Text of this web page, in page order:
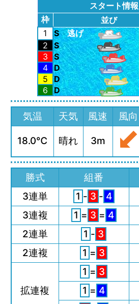
スタート情報
枠
並び
1
S 逃げ
2
S
3
S
4 D
5
D
6
D
気温 天気 風速 風向
18.0℃ 晴れ 3m
勝式 組番
3連単
1 - 3 - 4
3連複
1 = 3 = 4
2連単
1 - 3
2連複
1 = 3
拡連複
1 = 3
1 = 4